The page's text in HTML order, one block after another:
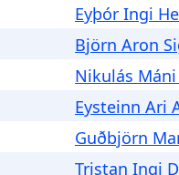
Eyþór Ingi
Björn Aron
Nikulás
Eysteinn Ari
Guðbjörn
Tristan Ingi